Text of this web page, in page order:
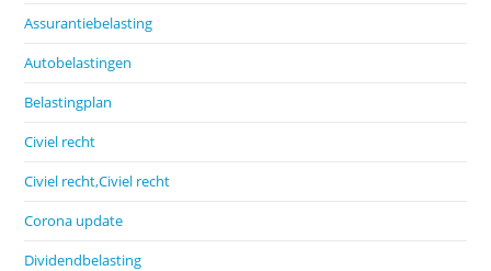
Assurantiebelasting
Autobelastingen
Belastingplan
Civiel recht
Civiel recht,Civiel recht
Corona update
Dividendbelasting